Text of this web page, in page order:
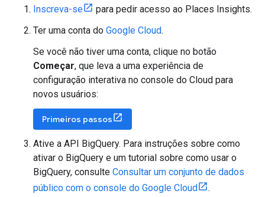
Inscreva-se
para pedir acesso ao Places Insights.
Ter uma conta do Google Cloud.
Se você não tiver uma conta, clique no botão
Começar, que leva a uma experiência de
configuração interativa no console do Cloud para
novos usuários:
Primeiros passos
Ative a API BigQuery. Para instruções sobre como
ativar o BigQuery e um tutorial sobre como usar o
BigQuery, consulte Consultar um conjunto de dados
público com o console do Google Cloud
.